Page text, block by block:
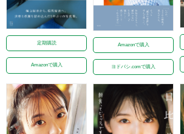
定期購読
Amazonで購入
Amazonで購入
ヨドバシ.comで購入